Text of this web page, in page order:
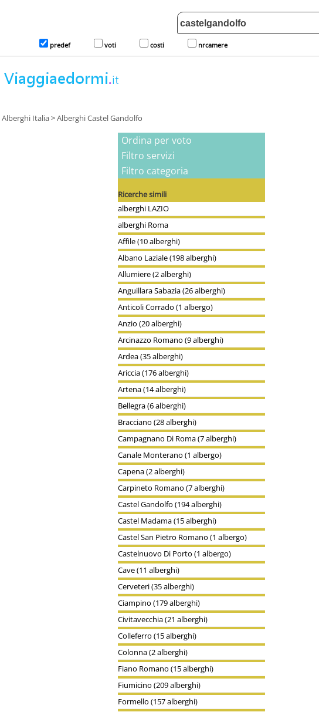
predef voti costi nrcamere
Alberghi Italia>Alberghi Castel Gandolfo
Ordina per voto
Filtro servizi
Filtro categoria
Ricerche simili
alberghi LAZIO
alberghi Roma
Affile (10 alberghi)
Albano Laziale (198 alberghi)
Allumiere (2 alberghi)
Anguillara Sabazia (26 alberghi)
Anticoli Corrado (1 albergo)
Anzio (20 alberghi)
Arcinazzo Romano (9 alberghi)
Ardea (35 alberghi)
Ariccia (176 alberghi)
Artena (14 alberghi)
Bellegra (6 alberghi)
Bracciano (28 alberghi)
Campagnano Di Roma (7 alberghi)
Canale Monterano (1 albergo)
Capena (2 alberghi)
Carpineto Romano (7 alberghi)
Castel Gandolfo (194 alberghi)
Castel Madama (15 alberghi)
Castel San Pietro Romano (1 albergo)
Castelnuovo Di Porto (1 albergo)
Cave (11 alberghi)
Cerveteri (35 alberghi)
Ciampino (179 alberghi)
Civitavecchia (21 alberghi)
Colleferro (15 alberghi)
Colonna (2 alberghi)
Fiano Romano (15 alberghi)
Fiumicino (209 alberghi)
Formello (157 alberghi)